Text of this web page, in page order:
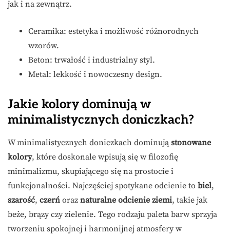
jak i na zewnątrz.
Ceramika: estetyka i możliwość różnorodnych
wzorów.
Beton: trwałość i industrialny styl.
Metal: lekkość i nowoczesny design.
Jakie kolory dominują w
minimalistycznych doniczkach?
W minimalistycznych doniczkach dominują stonowane
kolory, które doskonale wpisują się w filozofię
minimalizmu, skupiającego się na prostocie i
funkcjonalności. Najczęściej spotykane odcienie to biel,
szarość, czerń oraz naturalne odcienie ziemi, takie jak
beże, brązy czy zielenie. Tego rodzaju paleta barw sprzyja
tworzeniu spokojnej i harmonijnej atmosfery w